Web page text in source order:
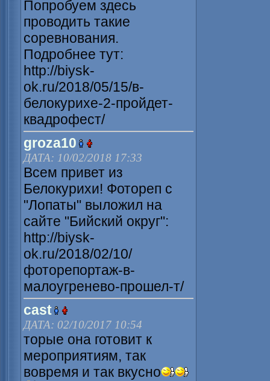
Попробуем здесь
проводить такие
соревнования.
Подробнее тут:
http://biysk-
ok.ru/2018/05/15/в-
белокурихе-2-пройдет-
квадрофест/
groza10
ДАТА: 10/02/2018 17:33
Всем привет из
Белокурихи! Фотореп с
"Лопаты" выложил на
сайте "Бийский округ":
http://biysk-
ok.ru/2018/02/10/
фоторепортаж-в-
малоугренево-прошел-т/
cast
ДАТА: 02/10/2017 10:54
торые она готовит к
мероприятиям, так
вовремя и так вкусно